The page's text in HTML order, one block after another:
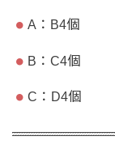
A：B4個
B：C4個
C：D4個